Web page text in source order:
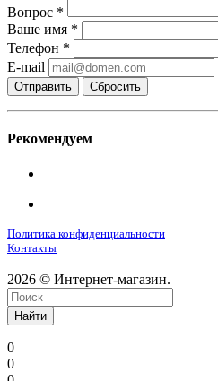
Вопрос *
Ваше имя *
Телефон *
E-mail
Сбросить
Рекомендуем
Политика конфиденциальности
Контакты
2026 © Интернет-магазин.
Найти
0
0